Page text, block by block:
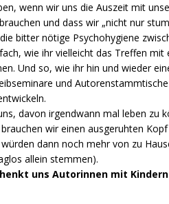
wenn wir uns die Auszeit mit
und dass wir „nicht nur
bitter nötige Psychohygiene
wie ihr vielleicht das Treffen
Und so, wie ihr hin und wieder
und
davon irgendwann mal leben zu
wir einen ausgeruhten
dann noch mehr von zu
allein stemmen).
uns Autorinnen mit